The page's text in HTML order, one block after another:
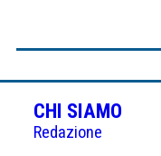
CHI SIAMO
Redazione